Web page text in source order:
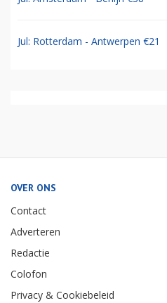
Jul: Rotterdam - Antwerpen €21
OVER ONS
Contact
Adverteren
Redactie
Colofon
Privacy & Cookiebeleid